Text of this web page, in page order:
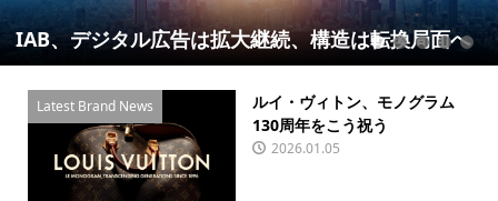
IAB、デジタル広告は拡大継続、構造は転換局面へ
1 2 3 4 5
Latest Brand News
ルイ・ヴィトン、モノグラム
130周年をこう祝う
2026.01.05